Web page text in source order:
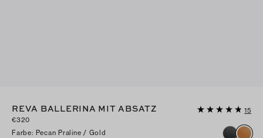
REVA BALLERINA MIT ABSATZ
15
€320
Farbe: Pecan Praline / Gold